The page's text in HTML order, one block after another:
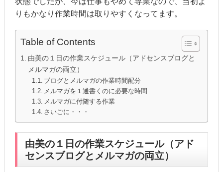
りもかなり作業時間は取りやすくなってます。
Table of Contents
由美の１日の作業スケジュール（アドセンスブログと
メルマガの両立）
ブログとメルマガの作業時間配分
メルマガを１通書くのに必要な時間
メルマガに付随する作業
さいごに・・・
由美の１日の作業スケジュール（アド
センスブログとメルマガの両立）